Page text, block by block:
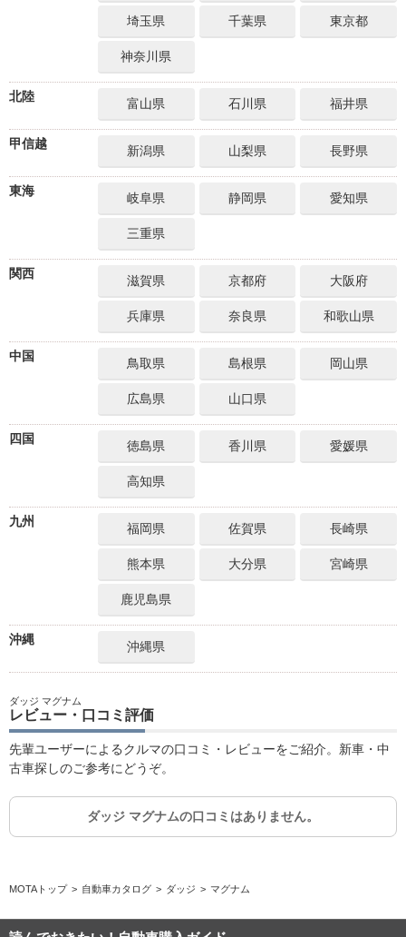
埼玉県 千葉県 東京都
神奈川県
北陸 富山県 石川県 福井県
甲信越 新潟県 山梨県 長野県
東海 岐阜県 静岡県 愛知県
三重県
関西 滋賀県 京都府 大阪府
兵庫県 奈良県 和歌山県
中国 鳥取県 島根県 岡山県
広島県 山口県
四国 徳島県 香川県 愛媛県
高知県
九州 福岡県 佐賀県 長崎県
熊本県 大分県 宮崎県
鹿児島県
沖縄 沖縄県
ダッジ マグナム
レビュー・口コミ評価
先輩ユーザーによるクルマの口コミ・レビューをご紹介。新車・中
古車探しのご参考にどうぞ。
ダッジ マグナムの口コミはありません。
MOTAトップ 自動車カタログ ダッジ マグナム